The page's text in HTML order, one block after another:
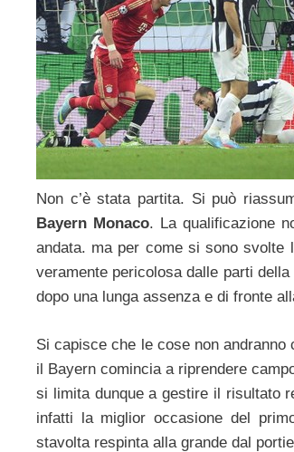
Non c’è stata partita. Si può
Bayern Monaco. La qualificazione
andata. ma per come si sono svolte
veramente pericolosa dalle parti
dopo una lunga assenza e di fronte
Si capisce che le cose non
il Bayern comincia a riprendere
si limita dunque a gestire il risultato
infatti la miglior occasione del
stavolta respinta alla grande dal